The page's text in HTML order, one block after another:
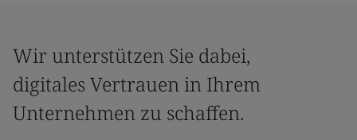
Wir unterstützen Sie dabei,
digitales Vertrauen in Ihrem
Unternehmen zu schaffen.